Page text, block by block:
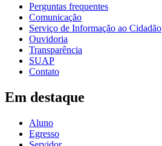
Perguntas frequentes
Comunicação
Serviço de Informação ao Cidadão
Ouvidoria
Transparência
SUAP
Contato
Em destaque
Aluno
Egresso